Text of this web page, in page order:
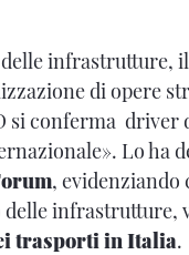
infrastrutture, il
di opere
si conferma driver
Lo ha
, evidenziando
delle infrastrutture,
trasporti in Italia.